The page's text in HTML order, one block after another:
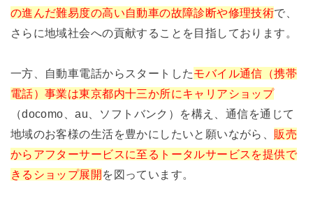
の進んだ難易度の高い自動車の故障診断や修理技術で、
さらに地域社会への貢献することを目指しております。
一方、自動車電話からスタートしたモバイル通信（携帯
電話）事業は東京都内十三か所にキャリアショップ
（docomo、au、ソフトバンク）を構え、通信を通じて
地域のお客様の生活を豊かにしたいと願いながら、 販売
からアフターサービスに至るトータルサービスを提供で
きるショップ展開を図っています。